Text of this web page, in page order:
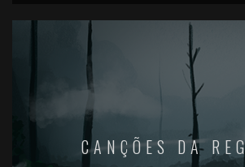
CANÇÕES DA